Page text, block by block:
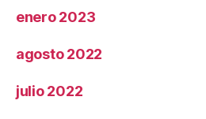
enero 2023
agosto 2022
julio 2022